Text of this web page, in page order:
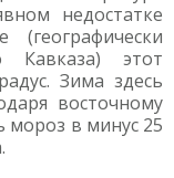
недостатке
Кавказа) этот
Зима здесь
восточному
мороз в минус 25